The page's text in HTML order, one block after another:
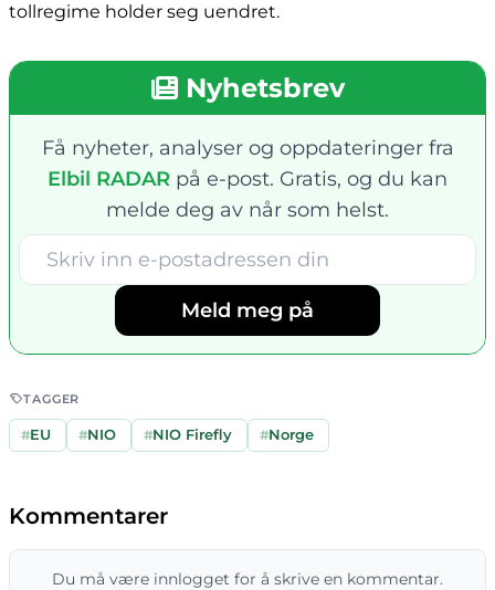
tollregime holder seg uendret.
Nyhetsbrev
Få nyheter, analyser og oppdateringer fra
Elbil RADAR på e-post. Gratis, og du kan
melde deg av når som helst.
Meld meg på
TAGGER
#EU #NIO #NIO Firefly #Norge
Kommentarer
Du må være innlogget for å skrive en kommentar.